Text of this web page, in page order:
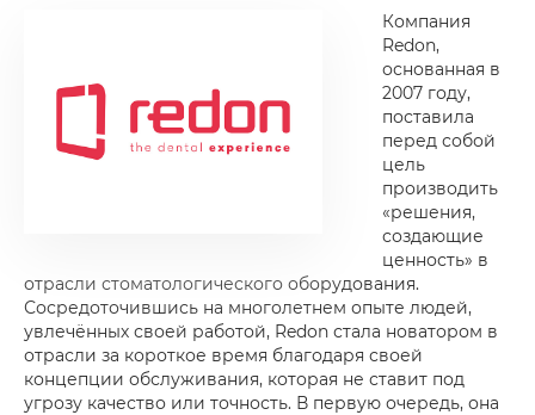
Компания
Redon,
основанная в
2007 году,
поставила
перед собой
цель
производить
«решения,
создающие
ценность» в
отрасли стоматологического оборудования.
Сосредоточившись на многолетнем опыте людей,
увлечённых своей работой, Redon стала новатором в
отрасли за короткое время благодаря своей
концепции обслуживания, которая не ставит под
угрозу качество или точность. В первую очередь, она